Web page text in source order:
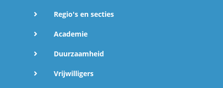
p
p
Regio's en secties
Academie
Duurzaamheid
Vrijwilligers